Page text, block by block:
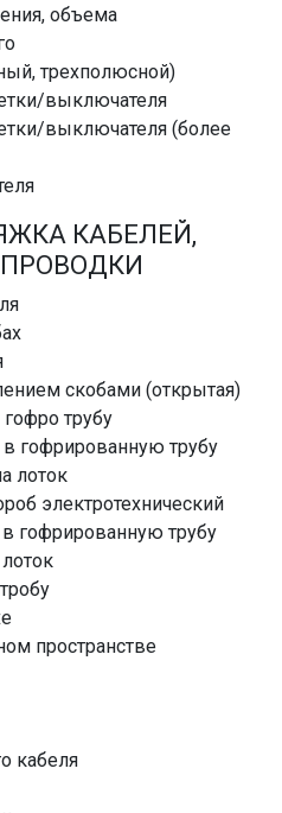
объема
трехполюсной)
выключателя
выключателя (более
КАБЕЛЕЙ,
скобами (открытая)
гофро трубу
в гофрированную трубу
лоток
электротехнический
гофрированную трубу
пространстве
кабеля